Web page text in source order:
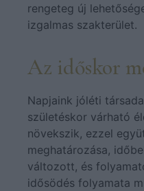
rengeteg új
izgalmas szakterület.
Az időskor
Napjaink jóléti
születéskor várható
növekszik, ezzel
meghatározása,
változott, és
idősödés folyamata